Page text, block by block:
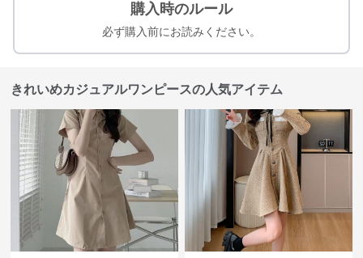
購入時のルール
必ず購入前にお読みください。
きれいめカジュアルワンピースの人気アイテム